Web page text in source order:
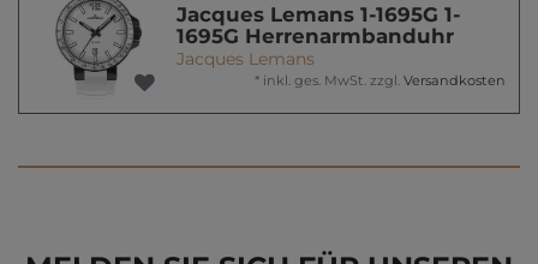
Jacques Lemans 1-1695G 1-
1695G Herrenarmbanduhr
Jacques Lemans
* inkl. ges. MwSt. zzgl. Versandkosten